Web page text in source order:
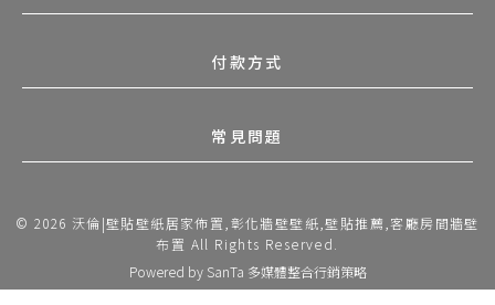
付款方式
常見問題
© 2026 沃倫|壁貼壁紙居家佈置,彰化牆壁壁紙,壁貼推薦,客廳房間牆壁
布置 All Rights Reserved.
Powered by SanTa 多媒體整合行銷策略